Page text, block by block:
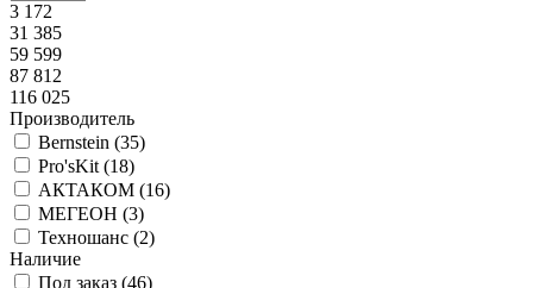
3 172
31 385
59 599
87 812
116 025
Производитель
Bernstein (35)
Pro'sKit (18)
АКТАКОМ (16)
МЕГЕОН (3)
Техношанс (2)
Наличие
Под заказ (46)